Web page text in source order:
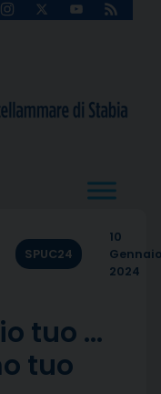
Instagram
X
YouTube
Feed
SPUC24
10
2024
tuo …
tuo